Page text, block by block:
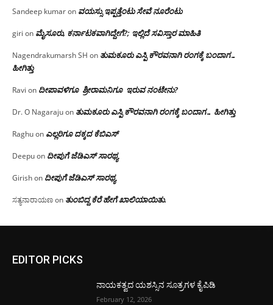
Sandeep kumaron ವಯಸ್ಸು ಇಪ್ಪತ್ತೆಂಟು ಸೇವೆ ನೂರೆಂಟು
giri on ಮೈಸೂರು, ಕರ್ನಾಟಕವಾಗಿದ್ದೇಗೆ?; ಇಲ್ಲಿದೆ ಸವಿಸ್ತಾರ ಮಾಹಿತಿ
Nagendrakumarsh SH on ತುಮಕೂರು ಎಸ್ಪಿ ಕೌರವನಾಗಿ ರಂಗಕ್ಕೆ ಬಂದಾಗ…
ಹೀಗಿತ್ತು
Ravi on ದೀಪಾವಳಿಗೂ ಶ್ರೀರಾಮನಿಗೂ ಇರುವ ನಂಟೇನು?
Dr. O Nagarajuon ತುಮಕೂರು ಎಸ್ಪಿ ಕೌರವನಾಗಿ ರಂಗಕ್ಕೆ ಬಂದಾಗ… ಹೀಗಿತ್ತು
Raghuon ಎಲ್ಲರಿಗೂ ದಕ್ಕದ ಕೆಬಿಎಸ್
Deepuon ದೀಪುಗೆ ಜೆಡಿಎಸ್ ಸಾರಥ್ಯ
Girishon ದೀಪುಗೆ ಜೆಡಿಎಸ್ ಸಾರಥ್ಯ
ಸತ್ಯನಾರಾಯಣon ತುಂಬಿದ್ದ ಕೆರೆ ಹೇಗೆ ಖಾಲಿಯಾಯಿತು.
EDITOR PICKS
ನಾಯಕತ್ವದ ಯಶಸ್ಸಿನ ಸೂತ್ರಗಳ ಕೈಪಿಡಿ
February 12, 2026